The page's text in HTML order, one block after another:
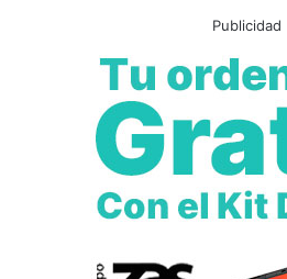
Publicidad